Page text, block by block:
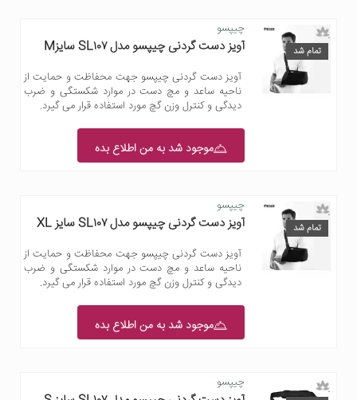
تمام شد
چیپسو
آویز دست گردنی چیپسو مدل SL۱۰۷ سایزM
آویز دست گردنی چیپسو جهت محفاظت و حمایت از
ناحیه ساعد و مچ دست در موارد شکستگی و ضرب
دیدگی و کنترل وزن گچ مورد استفاده قرار می گیرد.
موجود شد به من اطلاع بده
تمام شد
چیپسو
آویز دست گردنی چیپسو مدل SL۱۰۷ سایز XL
آویز دست گردنی چیپسو جهت محفاظت و حمایت از
ناحیه ساعد و مچ دست در موارد شکستگی و ضرب
دیدگی و کنترل وزن گچ مورد استفاده قرار می گیرد.
موجود شد به من اطلاع بده
چیپسو